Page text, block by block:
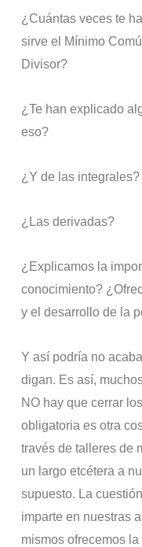
¿Cuántas veces te
sirve el Mínimo
Divisor?
¿Te han explicado
eso?
¿Y de las integrales?
¿Las derivadas?
¿Explicamos la
conocimiento?
y el desarrollo de la
Y así podría no
digan. Es así,
NO hay que cerrar
obligatoria es otra
través de talleres de
un largo etcétera a
supuesto. La
imparte en nuestras
mismos ofrecemos